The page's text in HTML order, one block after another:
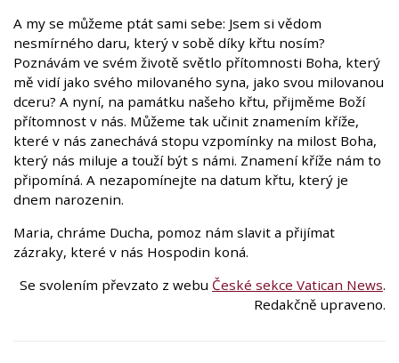
A my se můžeme ptát sami sebe: Jsem si vědom
nesmírného daru, který v sobě díky křtu nosím?
Poznávám ve svém životě světlo přítomnosti Boha, který
mě vidí jako svého milovaného syna, jako svou milovanou
dceru? A nyní, na památku našeho křtu, přijměme Boží
přítomnost v nás. Můžeme tak učinit znamením kříže,
které v nás zanechává stopu vzpomínky na milost Boha,
který nás miluje a touží být s námi. Znamení kříže nám to
připomíná. A nezapomínejte na datum křtu, který je
dnem narozenin.
Maria, chráme Ducha, pomoz nám slavit a přijímat
zázraky, které v nás Hospodin koná.
Se svolením převzato z webu České sekce Vatican News.
Redakčně upraveno.